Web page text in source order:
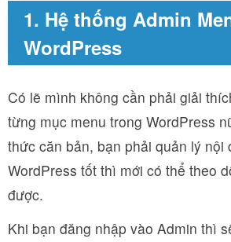
1. Hệ thống Admin
WordPress
Có lẽ mình không cần phải giải
từng mục menu trong WordPress
thức căn bản, bạn phải quản lý nội
WordPress tốt thì mới có thể theo
được.
Khi bạn đăng nhập vào Admin thì